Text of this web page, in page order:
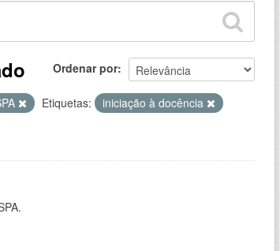
Ordenar por
Etiquetas:
iniciação à docência